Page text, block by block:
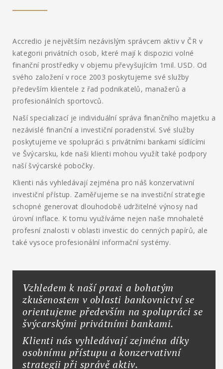
Accredio je největším nezávislým správcem aktiv v ČR v
kategorii privátních osob, které mají k dispozici volné
finanční prostředky v objemu převyšujícím 1mil. USD. Od
svého založení v roce 2003 poskytujeme své služby
především klientele z řad podnikatelů, manažerů a
profesionálních sportovců.
Naší specializací je individuální správa finančního majetku a
nezávislé finanční a investiční poradenství. Své služby
poskytujeme ve spolupráci s privátními bankami sídlícími
ve Švýcarsku, kde naši klienti mohou využít také podpory
naší švýcarské pobočky.
Klienti nás vyhledávají zejména pro náš konzervativní
investiční přístup. Zaměřujeme se na investiční strategie
schopné generovat dlouhodobě udržitelné výnosy nad
úrovní inflace. K tomu využíváme nejen naše mnohaleté
profesní znalosti v oblasti investic do cenných papírů, ale
také vysoce profesionální informační systémy.
Vzhledem k naší praxi a bohatým
zkušenostem v oblasti bankovnictví se
orientujeme především na spolupráci se
švýcarskými privátními bankami.
Klienti nás vyhledávají zejména díky
osobnímu přístupu a konzervativní
strategii při správě aktiv.